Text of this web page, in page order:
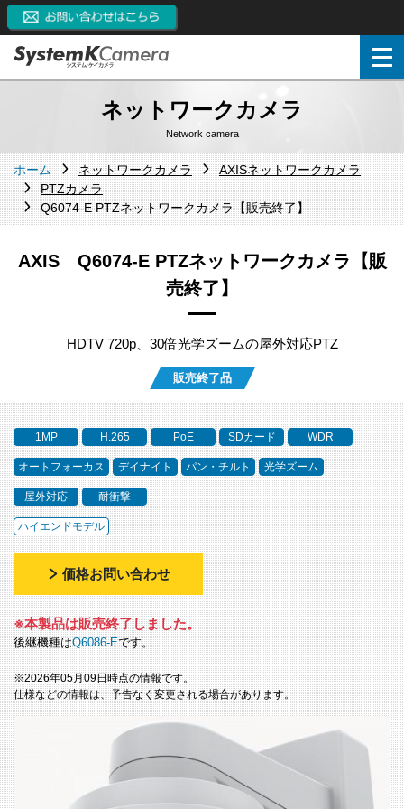
ネットワークカメラ
Network camera
ホーム ネットワークカメラ
AXISネットワークカメラ
PTZカメラ
Q6074-E PTZネットワークカメラ【販売終了】
AXIS Q6074-E PTZネットワークカメラ【販
売終了】
HDTV 720p、30倍光学ズームの屋外対応PTZ
販売終了品
1MP H.265 PoE SDカード WDR
オートフォーカス デイナイト パン・チルト 光学ズーム
屋外対応 耐衝撃
ハイエンドモデル
価格お問い合わせ
※本製品は販売終了しました。
後継機種はQ6086-Eです。
※2026年05月09日時点の情報です。
仕様などの情報は、予告なく変更される場合があります。